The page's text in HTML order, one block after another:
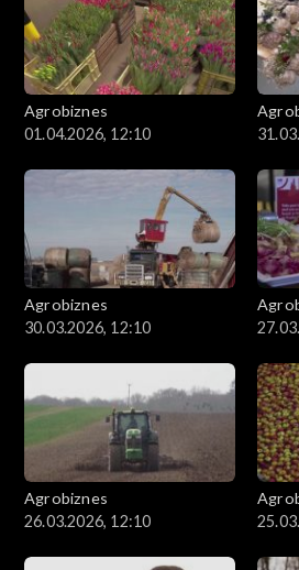
Agrobiznes
01.04.2026, 12:10
Agrobiznes
30.03.2026, 12:10
Agrobiznes
26.03.2026, 12:10